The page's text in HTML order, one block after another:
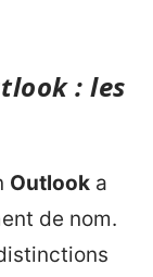
: les
Outlook a
de nom.